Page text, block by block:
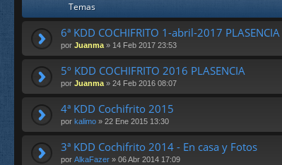
Temas
6ª KDD COCHIFRITO 1-abril-2017 PLASENCIA
por Juanma » 14 Feb 2017 23:53
5º KDD COCHIFRITO 2016 PLASENCIA
por Juanma » 24 Feb 2016 08:07
4ª KDD Cochifrito 2015
por kalimo » 22 Ene 2015 13:30
3ª KDD Cochifrito 2014 - En casa y Fotos
por AlkaFazer » 06 Abr 2014 17:09